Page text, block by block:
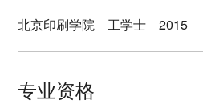
北京印刷学院 工学士 2015
专业资格